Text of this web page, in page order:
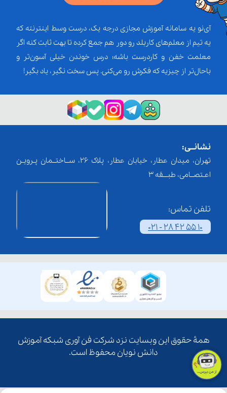
آی‌نو یه سامانه آموزش مجازی درجه یک، درست وسط اینترنته که
یه تیم از معلم‌‌های کاربلد رو دور هم جمع کرده تا بهت ثابت کنه اگر
معلمت خفن و کاردرست باشه؛ درس خوندن خیلی آسون‌تر و
باحال‌تر از چیزیه که فکرش رو می‌کنی. پس سخت نگیر، یاد بگیر!
نشانــی:
تهران، میدان عطار، خیابان عطار، پلاک 26، ســاختــمان پـرویـن
اعـتصــامی، طبـــقه 3
تلفن تماس:
021 - 28 42 55 10
همۀ حقوق این وبسایت نزد شرکت فن آوری شبکه آموزش
دانش نویان محفوظ است.